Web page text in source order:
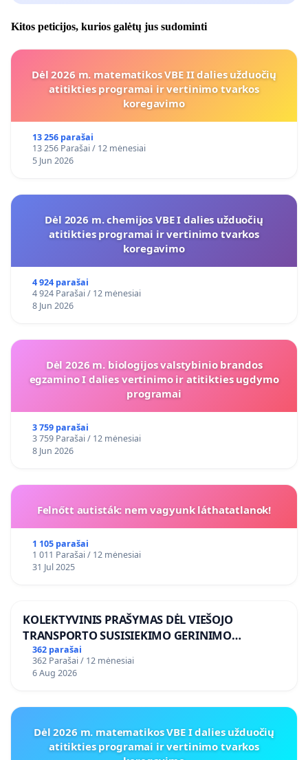
Kitos peticijos, kurios galėtų jus sudominti
Dėl 2026 m. matematikos VBE II dalies užduočių
atitikties programai ir vertinimo tvarkos
koregavimo
13 256 parašai
13 256 Parašai / 12 mėnesiai
5 Jun 2026
Dėl 2026 m. chemijos VBE I dalies užduočių
atitikties programai ir vertinimo tvarkos
koregavimo
4 924 parašai
4 924 Parašai / 12 mėnesiai
8 Jun 2026
Dėl 2026 m. biologijos valstybinio brandos
egzamino I dalies vertinimo ir atitikties ugdymo
programai
3 759 parašai
3 759 Parašai / 12 mėnesiai
8 Jun 2026
Felnőtt autisták: nem vagyunk láthatatlanok!
1 105 parašai
1 011 Parašai / 12 mėnesiai
31 Jul 2025
KOLEKTYVINIS PRAŠYMAS DĖL VIEŠOJO
TRANSPORTO SUSISIEKIMO GERINIMO
VOSYLIUKŲ KAIME
362 parašai
362 Parašai / 12 mėnesiai
6 Aug 2026
Dėl 2026 m. matematikos VBE I dalies užduočių
atitikties programai ir vertinimo tvarkos